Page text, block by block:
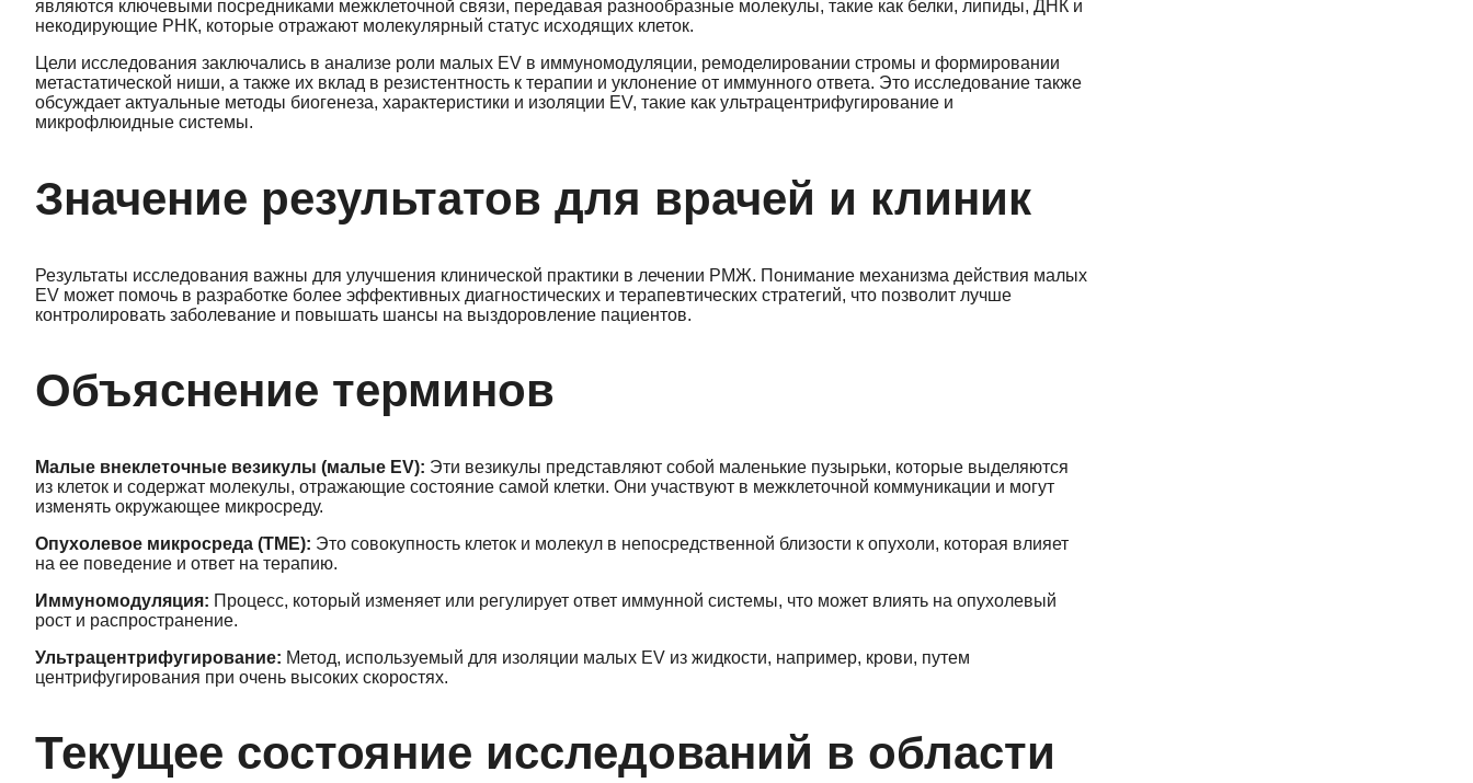
являются ключевыми посредниками межклеточной связи, передавая разнообразные молекулы, такие как белки, липиды, ДНК и
некодирующие РНК, которые отражают молекулярный статус исходящих клеток.
Цели исследования заключались в анализе роли малых EV в иммуномодуляции, ремоделировании стромы и формировании
метастатической ниши, а также их вклад в резистентность к терапии и уклонение от иммунного ответа. Это исследование также
обсуждает актуальные методы биогенеза, характеристики и изоляции EV, такие как ультрацентрифугирование и
микрофлюидные системы.
Значение результатов для врачей и клиник
Результаты исследования важны для улучшения клинической практики в лечении РМЖ. Понимание механизма действия малых
EV может помочь в разработке более эффективных диагностических и терапевтических стратегий, что позволит лучше
контролировать заболевание и повышать шансы на выздоровление пациентов.
Объяснение терминов
Малые внеклеточные везикулы (малые EV): Эти везикулы представляют собой маленькие пузырьки, которые выделяются
из клеток и содержат молекулы, отражающие состояние самой клетки. Они участвуют в межклеточной коммуникации и могут
изменять окружающее микросреду.
Опухолевое микросреда (TME): Это совокупность клеток и молекул в непосредственной близости к опухоли, которая влияет
на ее поведение и ответ на терапию.
Иммуномодуляция: Процесс, который изменяет или регулирует ответ иммунной системы, что может влиять на опухолевый
рост и распространение.
Ультрацентрифугирование: Метод, используемый для изоляции малых EV из жидкости, например, крови, путем
центрифугирования при очень высоких скоростях.
Текущее состояние исследований в области